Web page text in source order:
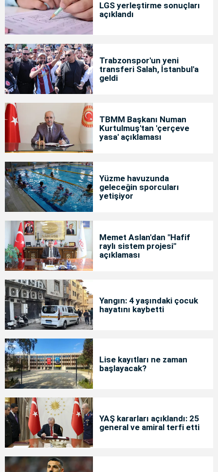
LGS yerleştirme sonuçları
açıklandı
Trabzonspor'un yeni
transferi Salah, İstanbul'a
geldi
TBMM Başkanı Numan
Kurtulmuş'tan 'çerçeve
yasa' açıklaması
Yüzme havuzunda
geleceğin sporcuları
yetişiyor
Memet Aslan'dan "Hafif
raylı sistem projesi"
açıklaması
Yangın: 4 yaşındaki çocuk
hayatını kaybetti
Lise kayıtları ne zaman
başlayacak?
YAŞ kararları açıklandı: 25
general ve amiral terfi etti